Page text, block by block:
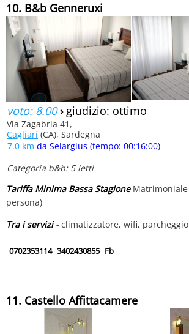
10. B&b Genneruxi
voto: 8.00› giudizio: ottimo
Via Zagabria 41,
Cagliari (CA), Sardegna
7.0 km da Selargius (tempo: 00:16:00)
Categoria b&b: 5 letti
Tariffa Minima Bassa StagioneMatrimoniale
persona)
Tra i servizi -climatizzatore, wifi, parcheggio
0702353114 3402430855 Fb
11. Castello Affittacamere